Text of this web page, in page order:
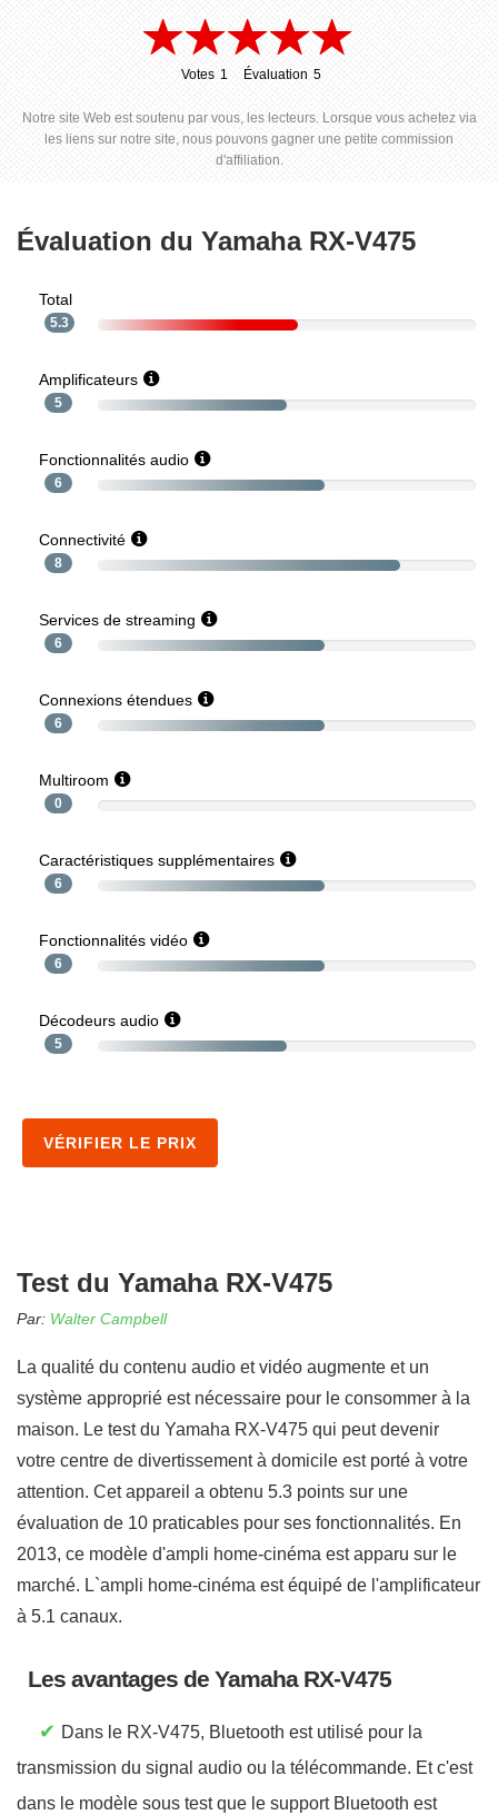
Votes 1
Évaluation 5
Notre site Web est soutenu par vous, les lecteurs. Lorsque vous achetez via
les liens sur notre site, nous pouvons gagner une petite commission
d'affiliation.
Évaluation du Yamaha RX-V475
Total
5.3
Amplificateurs
5
Fonctionnalités audio
6
Connectivité
8
Services de streaming
6
Connexions étendues
6
Multiroom
0
Caractéristiques supplémentaires
6
Fonctionnalités vidéo
6
Décodeurs audio
5
VÉRIFIER LE PRIX
Test du Yamaha RX-V475
Par: Walter Campbell
La qualité du contenu audio et vidéo augmente et un
système approprié est nécessaire pour le consommer à la
maison. Le test du Yamaha RX-V475 qui peut devenir
votre centre de divertissement à domicile est porté à votre
attention. Cet appareil a obtenu 5.3 points sur une
évaluation de 10 praticables pour ses fonctionnalités. En
2013, ce modèle d'ampli home-cinéma est apparu sur le
marché. L`ampli home-cinéma est équipé de l'amplificateur
à 5.1 canaux.
Les avantages de Yamaha RX-V475
✔ Dans le RX-V475, Bluetooth est utilisé pour la
transmission du signal audio ou la télécommande. Et c'est
dans le modèle sous test que le support Bluetooth est